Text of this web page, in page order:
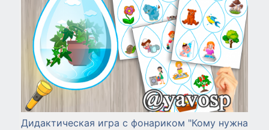
Дидактическая игра с фонариком "Кому нужна